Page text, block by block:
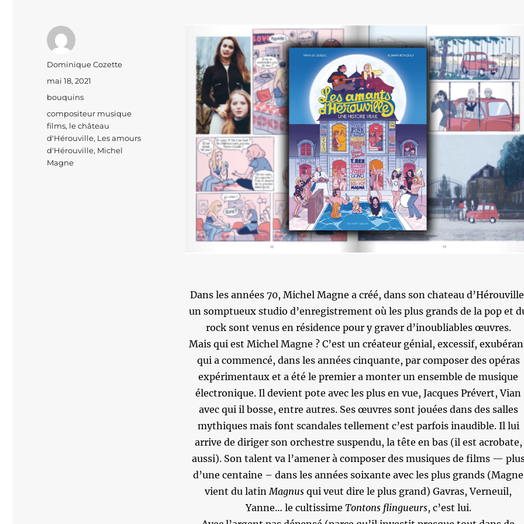
Dans les années 70, Michel Magne a créé, dans son chateau
un somptueux studio d’enregistrement où les plus grands de la pop et
rock sont venus en résidence pour y graver d’inoubliables œuvres.
Mais qui est Michel Magne ? C’est un créateur génial, excessif,
qui a commencé, dans les années cinquante, par composer des opéras
expérimentaux et a été le premier a monter un ensemble de musique
électronique. Il devient pote avec les plus en vue, Jacques Prévert, Vian
avec qui il bosse, entre autres. Ses œuvres sont jouées dans des salles
mythiques mais font scandales tellement c’est parfois inaudible. Il lui
arrive de diriger son orchestre suspendu, la tête en bas (il est acrobate,
aussi). Son talent va l’amener à composer des musiques de films —
d’une centaine – dans les années soixante avec les plus grands (Magne
vient du latin Magnus qui veut dire le plus grand) Gavras, Verneuil,
Yanne… le cultissime Tontons flingueurs, c’est lui.
Auteur
Dominique Cozette
Publié
le
mai 18, 2021
Catégories
bouquins
Étiquettes
compositeur musique
films, le château
d'Hérouville, Les amours
d'Hérouville, Michel
Magne